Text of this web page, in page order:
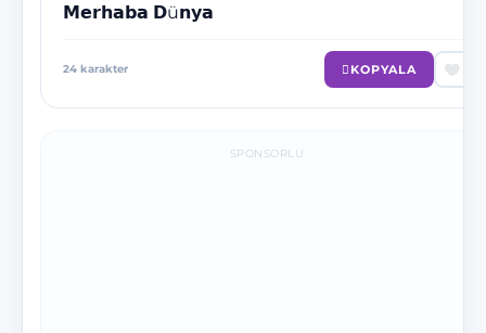
𝗠𝗲𝗿𝗵𝗮𝗯𝗮 𝗗ü𝗻𝘆𝗮
24 karakter KOPYALA
SPONSORLU